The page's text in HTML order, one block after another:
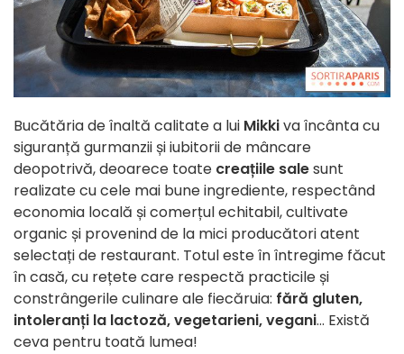
Bucătăria de înaltă calitate a lui Mikkiva încânta cu
siguranță gurmanzii și iubitorii de mâncare
deopotrivă, deoarece toate creațiile salesunt
realizate cu cele mai bune ingrediente, respectând
economia locală și comerțul echitabil, cultivate
organic și provenind de la mici producători atent
selectați de restaurant. Totul este în întregime făcut
în casă, cu rețete care respectă practicile și
constrângerile culinare ale fiecăruia: fără gluten,
intoleranți la lactoză, vegetarieni, vegani... Există
ceva pentru toată lumea!